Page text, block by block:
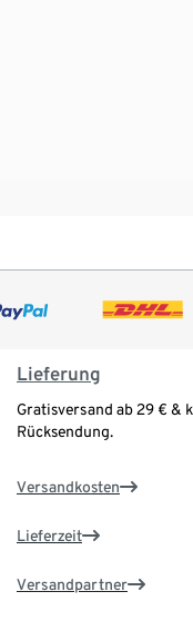
Lieferung
Gratisversand ab 29 € &
Rücksendung.
Versandkosten
Lieferzeit
Versandpartner